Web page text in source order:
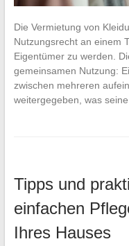
Die Vermietung von
Nutzungsrecht an einem
Eigentümer zu werden.
gemeinsamen Nutzung:
zwischen mehreren
weitergegeben, was
Tipps und
einfachen
Ihres Hauses